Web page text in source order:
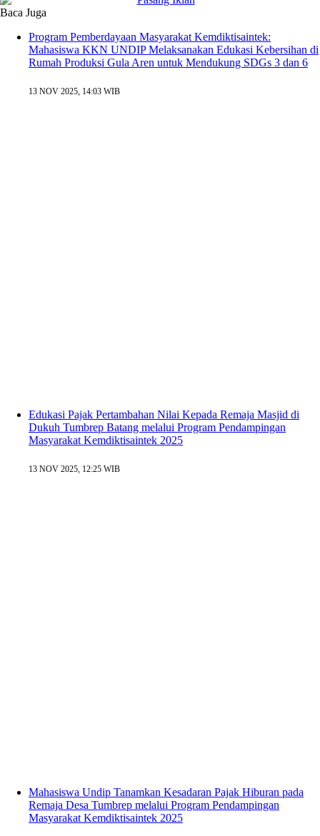
Baca Juga
Program Pemberdayaan Masyarakat Kemdiktisaintek:
Mahasiswa KKN UNDIP Melaksanakan Edukasi Kebersihan di
Rumah Produksi Gula Aren untuk Mendukung SDGs 3 dan 6
13 NOV 2025, 14:03 WIB
Edukasi Pajak Pertambahan Nilai Kepada Remaja Masjid di
Dukuh Tumbrep Batang melalui Program Pendampingan
Masyarakat Kemdiktisaintek 2025
13 NOV 2025, 12:25 WIB
Mahasiswa Undip Tanamkan Kesadaran Pajak Hiburan pada
Remaja Desa Tumbrep melalui Program Pendampingan
Masyarakat Kemdiktisaintek 2025